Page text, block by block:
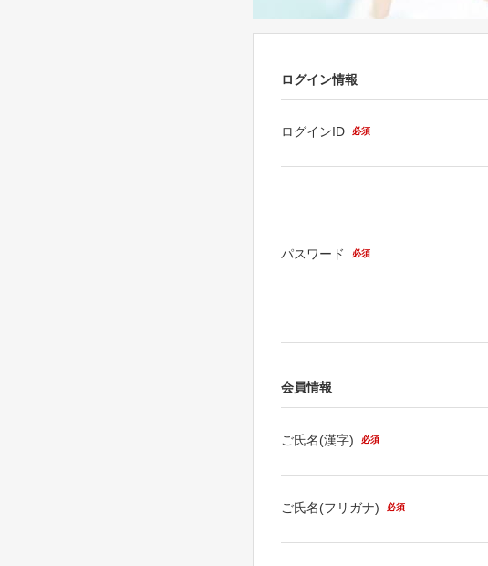
ログイン情報
ログインID 必須
パスワード 必須
会員情報
ご氏名(漢字) 必須
ご氏名(フリガナ) 必須